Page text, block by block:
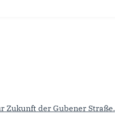
Zukunft der Gubener Straße.